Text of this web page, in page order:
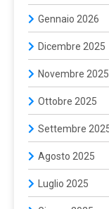
Gennaio 2026
Dicembre 2025
Novembre 2025
Ottobre 2025
Settembre
Agosto 2025
Luglio 2025